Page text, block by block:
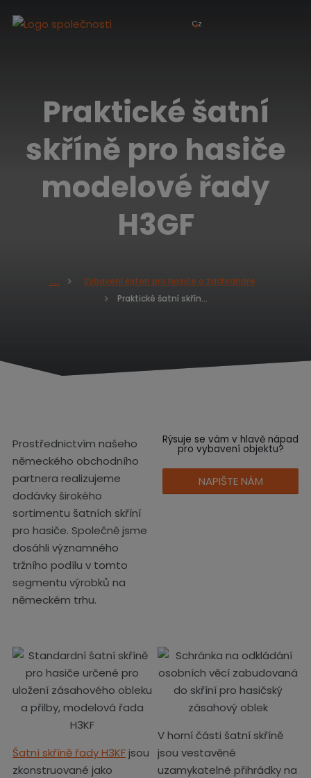
Cz
Praktické šatní
skříně pro hasiče
modelové řady
H3GF
s
a
Vybavení šaten pro hasiče a záchranáře
Praktické šatní skříně pro hasiče modelové řady H3GF
Prostřednictvím našeho
německého obchodního
partnera realizujeme
dodávky širokého
sortimentu šatních skříní
pro hasiče. Společně jsme
dosáhli významného
tržního podílu v tomto
segmentu výrobků na
německém trhu.
Rýsuje se vám v hlavě nápad
pro vybavení objektu?
NAPIŠTE NÁM
Šatní skříně řady H3KFjsou
zkonstruované jako
V horní části šatní skříně
jsou vestavěné
uzamykatelné přihrádky na